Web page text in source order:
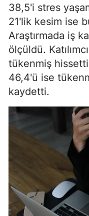
38,5'i stres
21'lik kesim ise
Araştırmada iş
ölçüldü.
tükenmiş
46,4'ü ise
kaydetti.